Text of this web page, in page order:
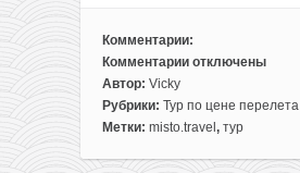
Комментарии:
Комментарии
к
записи
Подешевел!
безвизовый
отключены
Автор: Vicky
Рубрики: Тур по цене перелета
Метки: misto.travel , тур